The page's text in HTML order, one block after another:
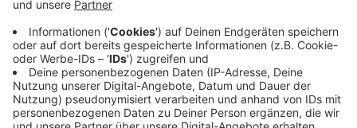
Die Kreisstraße zwischen Dülmen und Rödder war war
eine knappe Stunde in beide Richtungen vollgesperrt.
Öl und Benzin waren ausgelaufen. Zwei Menschen
wurden verletzt.
Anzeige